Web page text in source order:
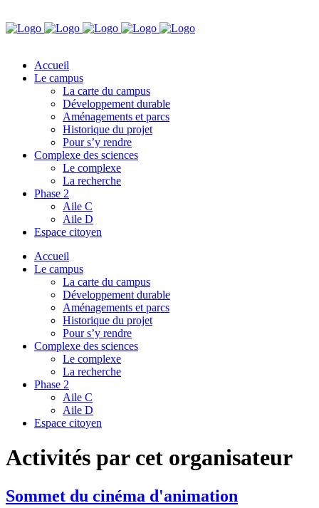
Accueil
Le campus
La carte du campus
Développement durable
Aménagements et parcs
Historique du projet
Pour s’y rendre
Complexe des sciences
Le complexe
La recherche
Phase 2
Aile C
Aile D
Espace citoyen
Accueil
Le campus
La carte du campus
Développement durable
Aménagements et parcs
Historique du projet
Pour s’y rendre
Complexe des sciences
Le complexe
La recherche
Phase 2
Aile C
Aile D
Espace citoyen
Activités par cet organisateur
Sommet du cinéma d'animation